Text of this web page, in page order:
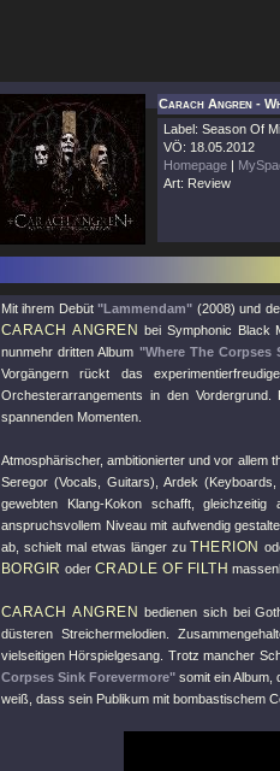
Carach Angren -
Label: Season Of
VÖ: 18.05.2012
Homepage |
Art: Review
Mit ihrem Debüt"Lammendam" (2008) und
CARACH ANGREN bei Symphonic Black
nunmehr dritten Album "Where The Corpses
Vorgängern rückt das
Orchesterarrangements in den
spannenden Momenten.
Atmosphärischer, ambitionierter und vor allem
Seregor (Vocals, Guitars), Ardek
gewebten Klang-Kokon schafft,
anspruchsvollem Niveau mit aufwendig
ab, schielt mal etwas länger zuTHERION
BORGIR oder CRADLE OF FILTH
CARACH ANGREN bedienen sich bei
düsteren Streichermelodien.
vielseitigen Hörspielgesang. Trotz mancher
Corpses Sink Forevermore" somit ein
weiß, dass sein Publikum mit bombastischem